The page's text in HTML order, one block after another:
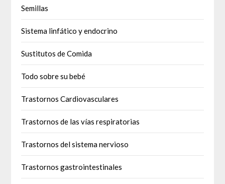
Semillas
Sistema linfático y endocrino
Sustitutos de Comida
Todo sobre su bebé
Trastornos Cardiovasculares
Trastornos de las vías respiratorias
Trastornos del sistema nervioso
Trastornos gastrointestinales